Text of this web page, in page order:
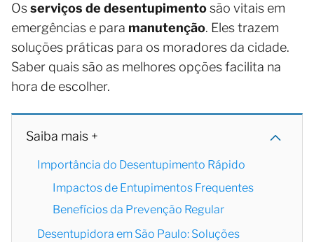
Osserviços de desentupimentosão vitais em
emergências e para manutenção. Eles trazem
soluções práticas para os moradores da cidade.
Saber quais são as melhores opções facilita na
hora de escolher.
Saiba mais +
Importância do Desentupimento Rápido
Impactos de Entupimentos Frequentes
Benefícios da Prevenção Regular
Desentupidora em São Paulo: Soluções